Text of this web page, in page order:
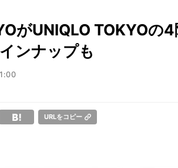
がUNIQLO TOKYOの
ンナップも
URLをコピー